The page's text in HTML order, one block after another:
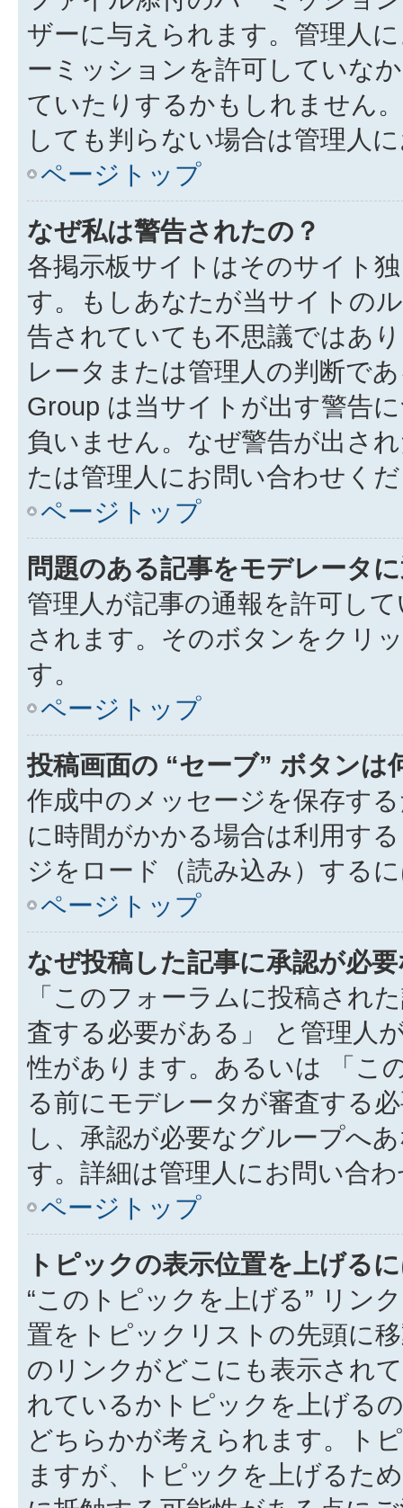
ザーに与えられます。管理人
ーミッションを許可していな
ていたりするかもしれません
しても判らない場合は管理人
ページトップ
なぜ私は警告されたの？
各掲示板サイトはそのサイト
す。もしあなたが当サイトの
告されていても不思議ではあ
レータまたは管理人の判断で
Group は当サイトが出す警告
負いません。なぜ警告が出さ
たは管理人にお問い合わせく
ページトップ
問題のある記事をモデレータ
管理人が記事の通報を許可し
されます。そのボタンをクリ
す。
ページトップ
投稿画面の “セーブ” ボタンは
作成中のメッセージを保存す
に時間がかかる場合は利用す
ジをロード（読み込み）する
ページトップ
なぜ投稿した記事に承認が必
「このフォーラムに投稿され
査する必要がある」 と管理人
性があります。あるいは 「こ
る前にモデレータが審査する
し、承認が必要なグループへ
す。詳細は管理人にお問い合
ページトップ
トピックの表示位置を上げる
“このトピックを上げる” リン
置をトピックリストの先頭に
のリンクがどこにも表示され
れているかトピックを上げる
どちらかが考えられます。ト
ますが、トピックを上げるた